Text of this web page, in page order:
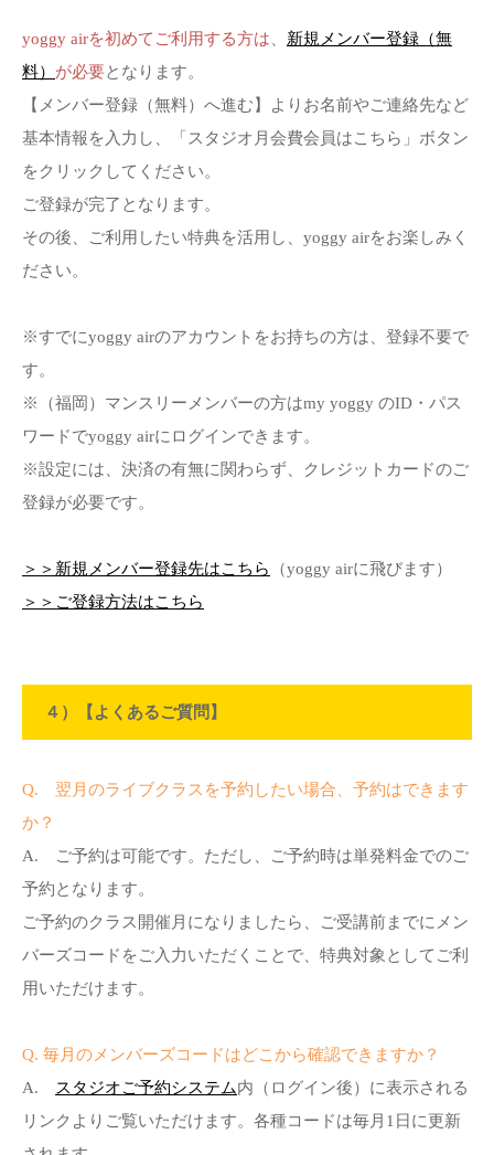
yoggy airを初めてご利用する方は、 新規メンバー登録（無
料） が必要となります。
【メンバー登録（無料）へ進む】よりお名前やご連絡先など
基本情報を入力し、「スタジオ月会費会員はこちら」ボタン
をクリックしてください。
ご登録が完了となります。
その後、ご利用したい特典を活用し、yoggy airをお楽しみく
ださい。
※すでにyoggy airのアカウントをお持ちの方は、登録不要で
す。
※（福岡）マンスリーメンバーの方はmy yoggy のID・パス
ワードでyoggy airにログインできます。
※設定には、決済の有無に関わらず、クレジットカードのご
登録が必要です。
＞＞新規メンバー登録先はこちら
（yoggy airに飛びます）
＞＞ご登録方法はこちら
４）【よくあるご質問】
Q. 翌月のライブクラスを予約したい場合、予約はできます
か？
A. ご予約は可能です。ただし、ご予約時は単発料金でのご
予約となります。
ご予約のクラス開催月になりましたら、ご受講前までにメン
バーズコードをご入力いただくことで、特典対象としてご利
用いただけます。
Q. 毎月のメンバーズコードはどこから確認できますか？
A.
スタジオご予約システム内（ログイン後）に表示される
リンクよりご覧いただけます。各種コードは毎月1日に更新